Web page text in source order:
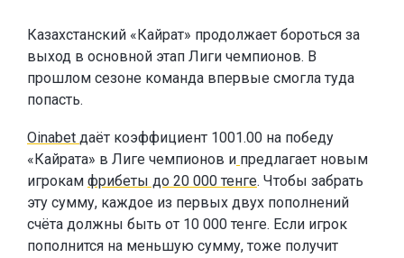
Казахстанский «Кайрат» продолжает бороться за
выход в основной этап Лиги чемпионов. В
прошлом сезоне команда впервые смогла туда
попасть.
Oinabet даёт коэффициент 1001.00 на победу
«Кайрата» в Лиге чемпионов и предлагает новым
игрокам фрибеты до 20 000 тенге. Чтобы забрать
эту сумму, каждое из первых двух пополнений
счёта должны быть от 10 000 тенге. Если игрок
пополнится на меньшую сумму, тоже получит